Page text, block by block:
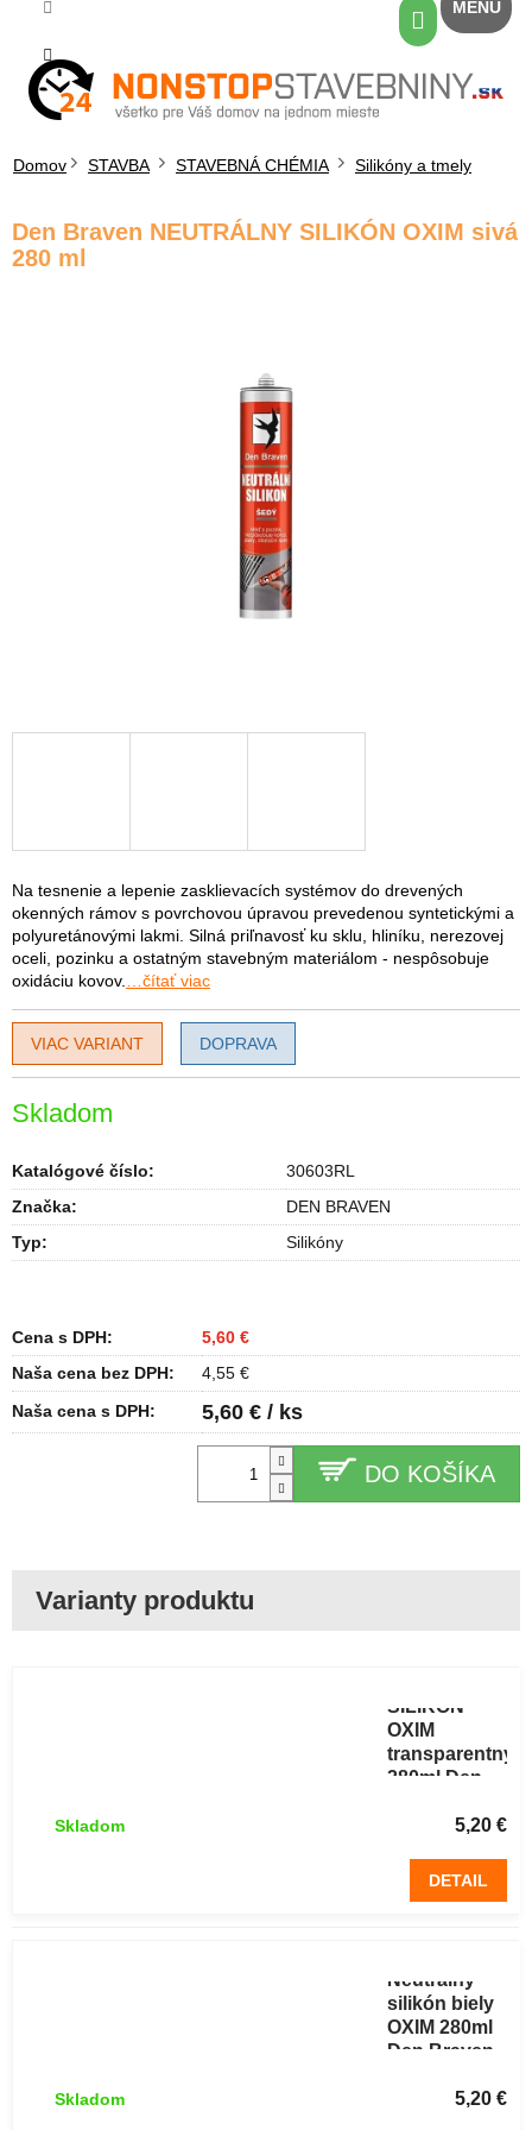
obsah
Nákupný
košík
Domov STAVBA STAVEBNÁ CHÉMIA Silikóny a tmely
Den Braven NEUTRÁLNY SILIKÓN OXIM sivá
280 ml
Skladom
DO KOŠÍKA
Na tesnenie a lepenie zasklievacích systémov do drevených
okenných rámov s povrchovou úpravou prevedenou syntetickými a
polyuretánovými lakmi. Silná priľnavosť ku sklu, hliníku, nerezovej
oceli, pozinku a ostatným stavebným materiálom - nespôsobuje
oxidáciu kovov.
…čítať viac
Katalógové číslo:
30603RL
Značka:
DEN BRAVEN
Typ: Silikóny
VIAC VARIANT DOPRAVA
Cena s DPH:
5,60 €
Naša cena bez DPH:
4,55 €
Naša cena s DPH:
5,60 € / ks
SILIKÓN
OXIM
transparentný
280ml Den
5,20 €
Skladom
DETAIL
Neutrálny
silikón biely
OXIM 280ml
Den Braven
5,20 €
Skladom